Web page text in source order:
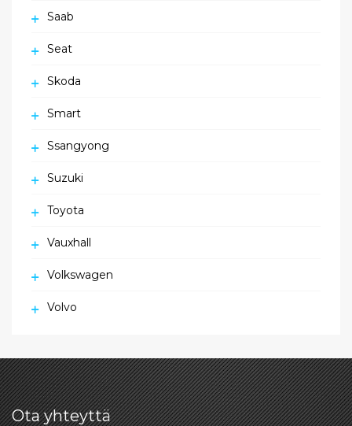
Saab
Seat
Skoda
Smart
Ssangyong
Suzuki
Toyota
Vauxhall
Volkswagen
Volvo
Ota yhteyttä